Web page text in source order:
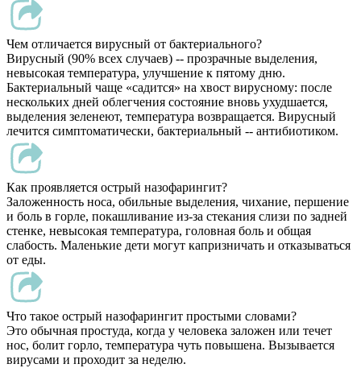
Чем отличается вирусный от бактериального?
Вирусный (90% всех случаев) -- прозрачные выделения,
невысокая температура, улучшение к пятому дню.
Бактериальный чаще «садится» на хвост вирусному: после
нескольких дней облегчения состояние вновь ухудшается,
выделения зеленеют, температура возвращается. Вирусный
лечится симптоматически, бактериальный -- антибиотиком.
Как проявляется острый назофарингит?
Заложенность носа, обильные выделения, чихание, першение
и боль в горле, покашливание из-за стекания слизи по задней
стенке, невысокая температура, головная боль и общая
слабость. Маленькие дети могут капризничать и отказываться
от еды.
Что такое острый назофарингит простыми словами?
Это обычная простуда, когда у человека заложен или течет
нос, болит горло, температура чуть повышена. Вызывается
вирусами и проходит за неделю.